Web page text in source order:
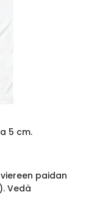
5 cm.
paidan
Vedä